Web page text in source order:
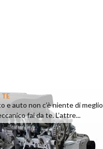
TE
e auto non c’è niente di meglio
fai da te. L’attre...